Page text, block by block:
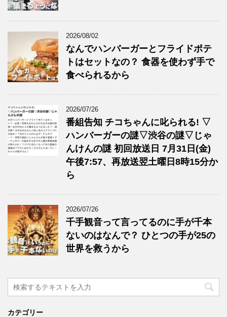
2026/08/02
なんでハンバーガーとフライドポテ
トはセットなの？ 食器を使わず手で
食べられるから
2026/07/26
番組告知 チコちゃんに叱られる! ▽
ハンバーガーの謎▽渋谷の謎▽じゃ
んけんの謎 初回放送日 7月31日(金)
午後7:57、再放送翌土曜日8時15分か
ら
2026/07/26
千手観音って言ってるのに手が千本
ないのはなんで？ ひとつの手が25の
世界を救うから
カテゴリー